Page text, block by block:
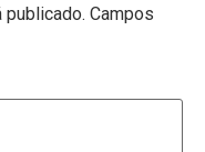
publicado. Campos